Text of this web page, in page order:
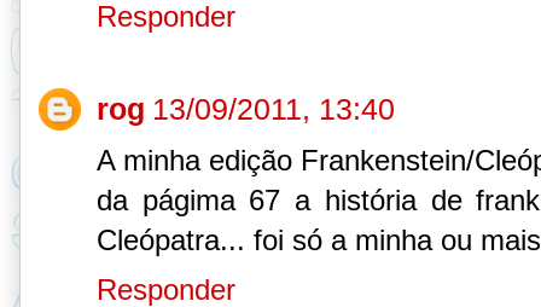
Responder
rog 13/09/2011, 13:40
A minha edição Frankenstein/
da págima 67 a história de
Cleópatra... foi só a minha ou
Responder